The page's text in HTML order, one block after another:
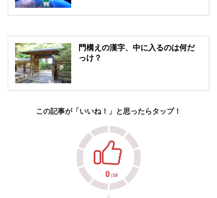
門構えの漢字、中に入るのは何だ
っけ？
この記事が「いいね！」と思ったらタップ！